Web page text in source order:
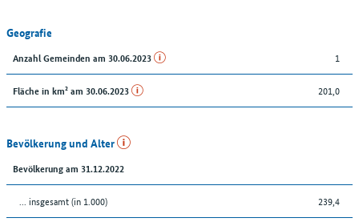
Geografie
Anzahl Gemeinden am 30.06.2023 1
Fläche in km² am 30.06.2023 201,0
Bevölkerung und Alter
Bevölkerung am 31.12.2022
... insgesamt (in 1.000) 239,4